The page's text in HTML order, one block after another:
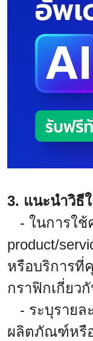
3. แนะนำวิธี
- ในการใช้
product/
หรือบริการที่
กราฟิกเกี่ยว
- ระบุรายล
ผลิตภัณฑ์หรื